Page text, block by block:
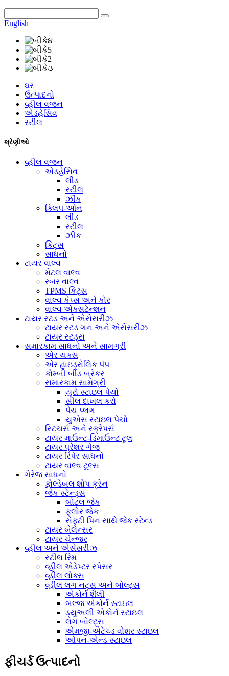
English
ઘર
ઉત્પાદનો
વ્હીલ વજન
એડહેસિવ
સ્ટીલ
શ્રેણીઓ
વ્હીલ વજન
એડહેસિવ
લીડ
સ્ટીલ
ઝીંક
ક્લિપ-ઓન
લીડ
સ્ટીલ
ઝીંક
કિટ્સ
સાધનો
ટાયર વાલ્વ
મેટલ વાલ્વ
રબર વાલ્વ
TPMS કિટ્સ
વાલ્વ કેપ્સ અને કોર
વાલ્વ એક્સટેન્શન
ટાયર સ્ટડ અને એસેસરીઝ
ટાયર સ્ટડ ગન અને એસેસરીઝ
ટાયર સ્ટડ્સ
સમારકામ સાધનો અને સામગ્રી
એર ચક્સ
એર હાઇડ્રોલિક પંપ
કોમ્બી બીડ બ્રેકર
સમારકામ સામગ્રી
યુરો સ્ટાઇલ પેચો
સીલ દાખલ કરો
પેચ પ્લગ
યુએસ સ્ટાઇલ પેચો
સ્ટિચર્સ અને સ્ક્રેપર્સ
ટાયર માઉન્ટ-ડિમાઉન્ટ ટૂલ
ટાયર પ્રેશર ગેજ
ટાયર રિપેર સાધનો
ટાયર વાલ્વ ટૂલ્સ
ગેરેજ સાધનો
ફોલ્ડેબલ શોપ ક્રેન
જેક સ્ટેન્ડ્સ
બોટલ જેક
ફ્લોર જેક
સેફ્ટી પિન સાથે જેક સ્ટેન્ડ
ટાયર બેલેન્સર
ટાયર ચેન્જર
વ્હીલ અને એસેસરીઝ
સ્ટીલ રિમ
વ્હીલ એડેપ્ટર સ્પેસર
વ્હીલ લોક્સ
વ્હીલ લગ નટ્સ અને બોલ્ટ્સ
એકોર્ન શૈલી
બલ્જ એકોર્ન સ્ટાઇલ
ડ્યુઅલી એકોર્ન સ્ટાઇલ
લગ બોલ્ટ્સ
એમજી-એટેચ્ડ વોશર સ્ટાઇલ
ઓપન-એન્ડ સ્ટાઇલ
ફીચર્ડ ઉત્પાદનો